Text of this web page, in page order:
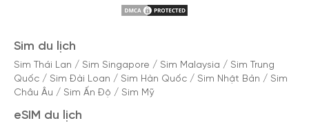
Sim du lịch
Sim Thái Lan / Sim Singapore / Sim Malaysia / Sim Trung
Quốc / Sim Đài Loan / Sim Hàn Quốc / Sim Nhật Bản / Sim
Châu Âu / Sim Ấn Độ / Sim Mỹ
eSIM du lịch